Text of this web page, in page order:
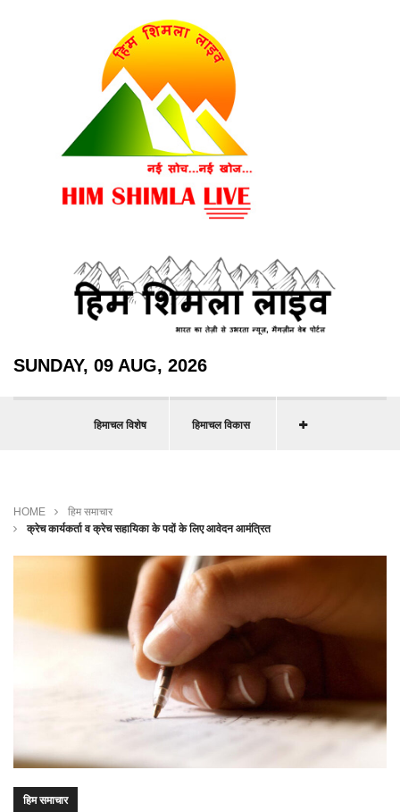
SUNDAY, 09 AUG, 2026
हिमाचल विशेष हिमाचल विकास
HOME
हिम समाचार
क्रेच कार्यकर्ता व क्रेच सहायिका के पदों के लिए आवेदन आमंत्रित
हिम समाचार